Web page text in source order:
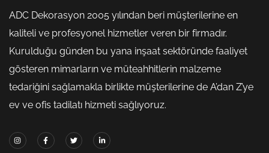
ADC Dekorasyon 2005 yılından beri müşterilerine en
kaliteli ve profesyonel hizmetler veren bir firmadır.
Kurulduğu günden bu yana inşaat sektöründe faaliyet
gösteren mimarların ve müteahhitlerin malzeme
tedariğini sağlamakla birlikte müşterilerine de A’dan Z’ye
ev ve ofis tadilatı hizmeti sağlıyoruz.